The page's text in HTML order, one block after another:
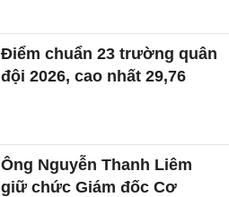
Điểm chuẩn 23 trường quân
đội 2026, cao nhất 29,76
Ông Nguyễn Thanh Liêm
giữ chức Giám đốc Cơ